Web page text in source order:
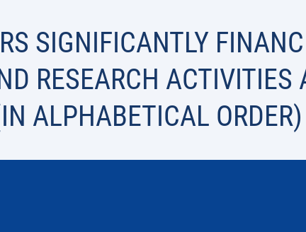
SIGNIFICANTLY
RESEARCH ACTIVITIES
ALPHABETICAL ORDER)